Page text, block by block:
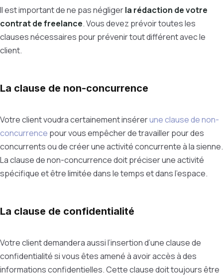
Il est important de ne pas négligerla rédaction de votre
contrat de freelance. Vous devez prévoir toutes les
clauses nécessaires pour prévenir tout différent avec le
client.
La clause de non-concurrence
Votre client voudra certainement insérerune clause de non-
concurrence pour vous empêcher de travailler pour des
concurrents ou de créer une activité concurrente à la sienne.
La clause de non-concurrence doit préciser une activité
spécifique et être limitée dans le temps et dans l’espace.
La clause de confidentialité
Votre client demandera aussi l’insertion d’une clause de
confidentialité si vous êtes amené à avoir accès à des
informations confidentielles. Cette clause doit toujours être